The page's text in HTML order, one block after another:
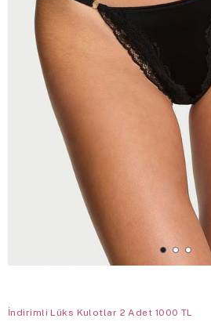
İndirimli Lüks Kulotlar 2 Adet 1000 TL